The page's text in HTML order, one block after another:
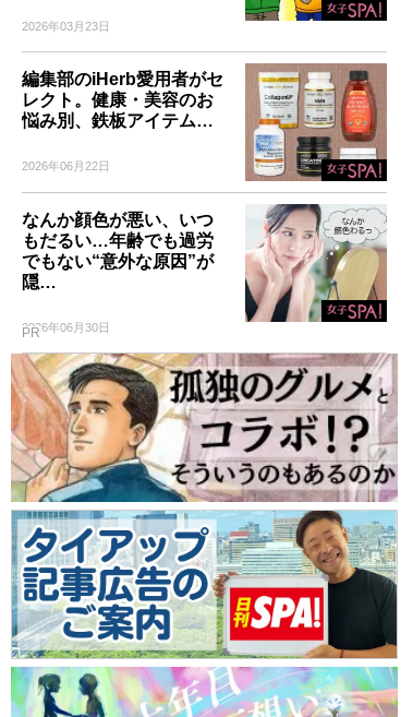
2026年03月23日
編集部のiHerb愛用者がセ
レクト。健康・美容のお
悩み別、鉄板アイテム…
2026年06月22日
なんか顔色が悪い、いつ
もだるい…年齢でも過労
でもない“意外な原因”が
隠…
2026年06月30日
PR